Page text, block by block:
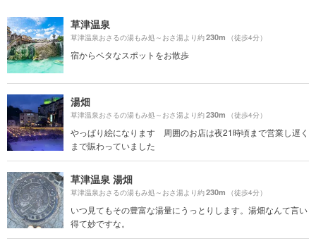
草津温泉
草津温泉おさるの湯もみ処～おさ湯より約230m （徒歩4分）
宿からベタなスポットをお散歩
湯畑
草津温泉おさるの湯もみ処～おさ湯より約230m （徒歩4分）
やっぱり絵になります 周囲のお店は夜21時頃まで営業し遅く
まで賑わっていました
草津温泉 湯畑
草津温泉おさるの湯もみ処～おさ湯より約230m （徒歩4分）
いつ見てもその豊富な湯量にうっとりします。湯畑なんて言い
得て妙ですな。